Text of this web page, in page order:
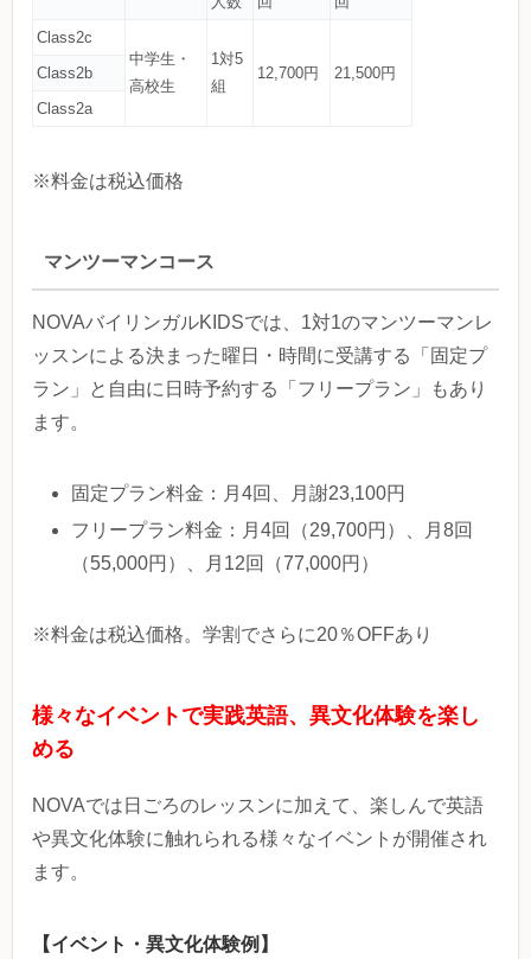
Class2c
中学生・
高校生
1対5
組
12,700円 21,500円
Class2b
Class2a
※料金は税込価格
マンツーマンコース
NOVAバイリンガルKIDSでは、1対1のマンツーマンレ
ッスンによる決まった曜日・時間に受講する「固定プ
ラン」と自由に日時予約する「フリープラン」もあり
ます。
固定プラン料金：月4回、月謝23,100円
フリープラン料金：月4回（29,700円）、月8回
（55,000円）、月12回（77,000円）
※料金は税込価格。学割でさらに20％OFFあり
様々なイベントで実践英語、異文化体験を楽し
める
NOVAでは日ごろのレッスンに加えて、楽しんで英語
や異文化体験に触れられる様々なイベントが開催され
ます。
【イベント・異文化体験例】